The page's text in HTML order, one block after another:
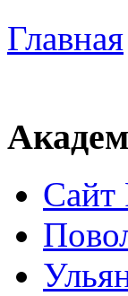
Главная